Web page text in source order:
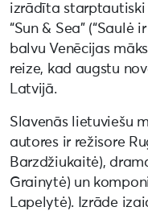
izrādīta
“Sun & Sea” (“Saulė
balvu Venēcijas
reize, kad augstu
Latvijā.
Slavenās lietuviešu
autores ir režisore
Barzdžiukaitė),
Grainytė) un
Lapelytė). Izrāde